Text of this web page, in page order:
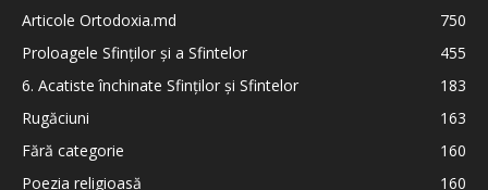
Articole Ortodoxia.md
750
Proloagele Sfinților și a Sfintelor
455
6. Acatiste închinate Sfinților și Sfintelor
183
Rugăciuni
163
Fără categorie
160
Poezia religioasă
160